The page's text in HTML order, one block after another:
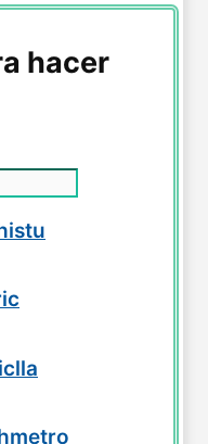
hacer